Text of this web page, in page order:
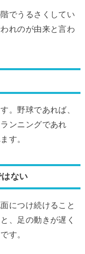
でうるさくしてい
れのが由来と言わ
。野球であれば、
ンニングであれ
す。
ない
につけ続けること
、足の動きが遅く
す。